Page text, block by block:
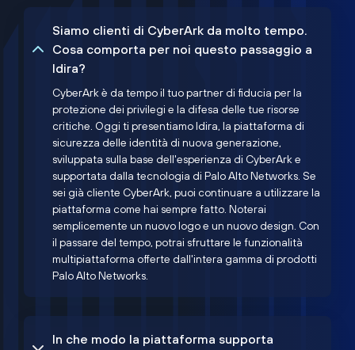
Siamo clienti di CyberArk da molto tempo.
Cosa comporta per noi questo passaggio a
Idira?
CyberArk è da tempo il tuo partner di fiducia per la
protezione dei privilegi e la difesa delle tue risorse
critiche. Oggi ti presentiamo Idira, la piattaforma di
sicurezza delle identità di nuova generazione,
sviluppata sulla base dell'esperienza di CyberArk e
supportata dalla tecnologia di Palo Alto Networks. Se
sei già cliente CyberArk, puoi continuare a utilizzare la
piattaforma come hai sempre fatto. Noterai
semplicemente un nuovo logo e un nuovo design. Con
il passare del tempo, potrai sfruttare le funzionalità
multipiattaforma offerte dall'intera gamma di prodotti
Palo Alto Networks.
In che modo la piattaforma supporta